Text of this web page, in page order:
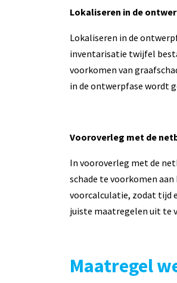
Lokaliseren in de
Lokaliseren in de
inventarisatie twijfel
voorkomen van
in de ontwerpfase wordt
Vooroverleg met de
In vooroverleg met de
schade te voorkomen
voorcalculatie, zodat tijd
juiste maatregelen uit te
Maatregel